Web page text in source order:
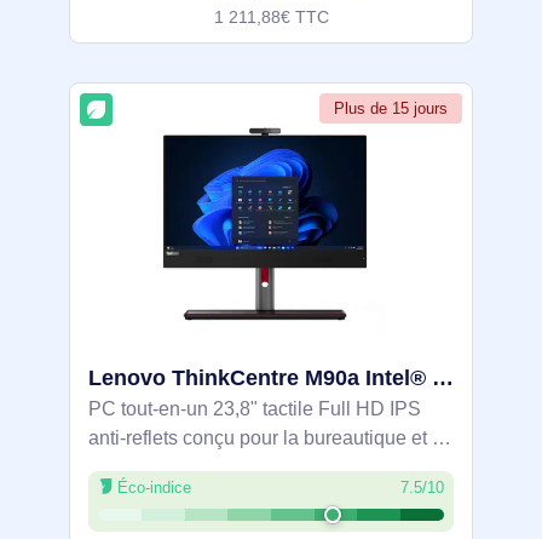
1 211,88€ TTC
Plus de 15 jours
Lenovo ThinkCentre M90a Intel® Core™ i7 i7-14700 60,5 cm (23.8") 1920 x 1080 pixels Écran tactile PC - 12SH0011FR
PC tout‑en‑un 23,8" tactile Full HD IPS
anti‑reflets conçu pour la bureautique et le
multitâche. Intel Core i7‑14700 (20 cœurs)
et 16 Go DDR5 assurent une exécution
fluide, avec SSD NVMe 512 Go pour
Éco-indice 7.5/10